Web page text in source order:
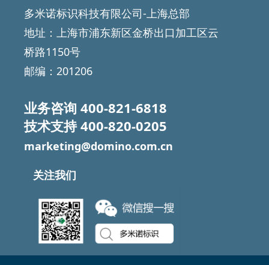
多米诺标识科技有限公司-上海总部
地址：上海市浦东新区金桥出口加工区云
桥路1150号
邮编：201206
业务咨询 400-821-6818
技术支持400-820-0205
marketing@domino.com.cn
关注我们